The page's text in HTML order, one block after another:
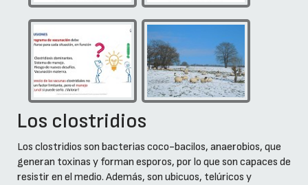
Los clostridios
Los clostridios son bacterias coco-bacilos, anaerobios, que
generan toxinas y forman esporos, por lo que son capaces de
resistir en el medio. Además, son ubicuos, telúricos y